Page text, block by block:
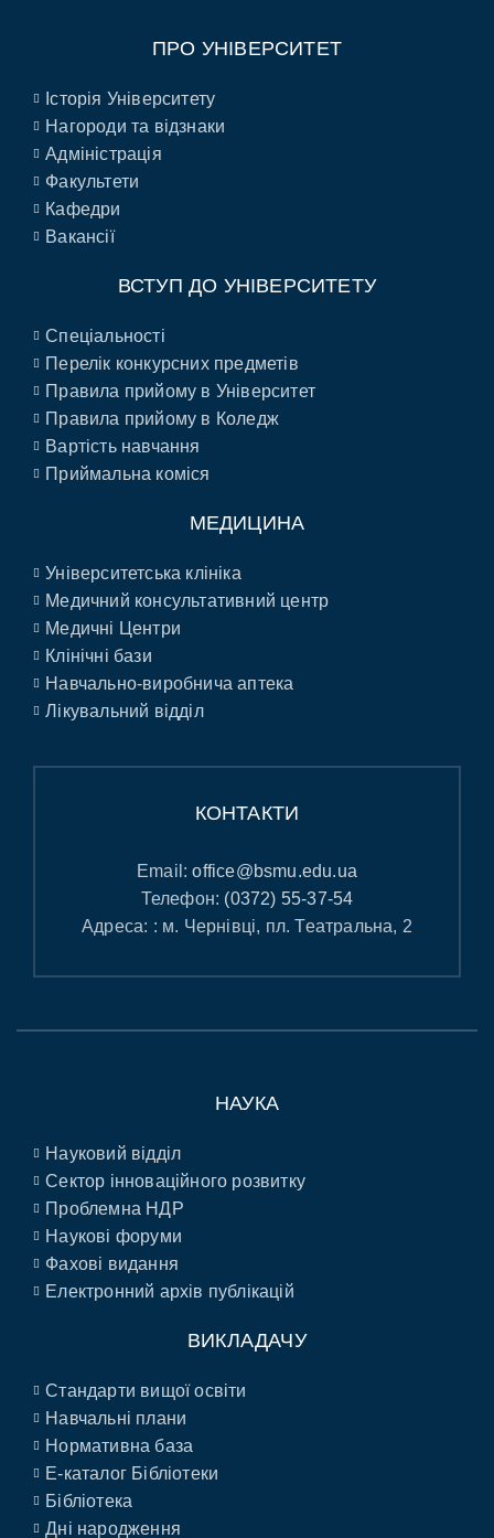
ПРО УНІВЕРСИТЕТ
Історія Університету
Нагороди та відзнаки
Адміністрація
Факультети
Кафедри
Вакансії
ВСТУП ДО УНІВЕРСИТЕТУ
Спеціальності
Перелік конкурсних предметів
Правила прийому в Університет
Правила прийому в Коледж
Вартість навчання
Приймальна коміся
МЕДИЦИНА
Університетська клініка
Медичний консультативний центр
Медичні Центри
Клінічні бази
Навчально-виробнича аптека
Лікувальний відділ
КОНТАКТИ
Email:office@bsmu.edu.ua
Телефон: (0372) 55-37-54
Адреса: : м. Чернівці, пл. Театральна, 2
НАУКА
Науковий відділ
Сектор інноваційного розвитку
Проблемна НДР
Наукові форуми
Фахові видання
Електронний архів публікацій
ВИКЛАДАЧУ
Стандарти вищої освіти
Навчальні плани
Нормативна база
E-каталог Бібліотеки
Бібліотека
Дні народження